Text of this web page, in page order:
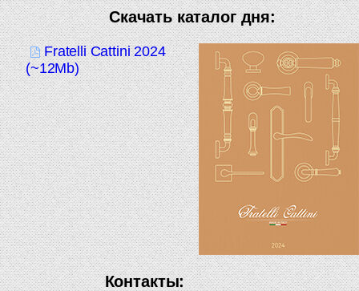
Скачать каталог дня:
Fratelli Cattini 2024
(~12Mb)
Контакты: